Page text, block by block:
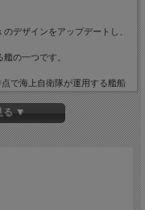
デザインをアップデートし、
の一つです。
で海上自衛隊が運用する艦船
。
る ▼